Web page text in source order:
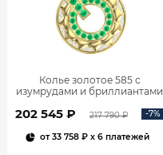
Колье золотое 585 с
изумрудами и бриллиантами
202 545 ₽ 217 790 ₽ -7%
от33 758 ₽x 6 платежей